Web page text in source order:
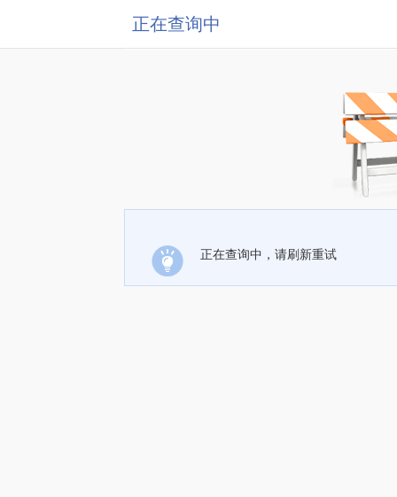
正在查询中
正在查询中，请刷新重试